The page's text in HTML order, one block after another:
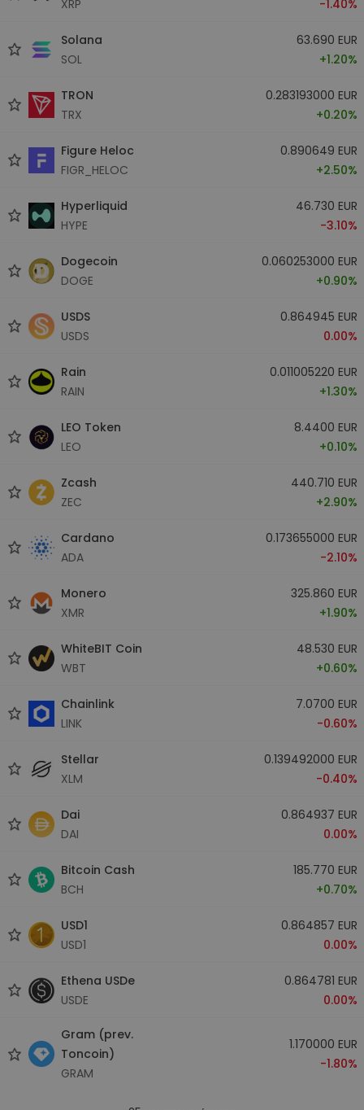
XRP
-1.40%
Solana
SOL
63.690 EUR
+1.20%
TRON
TRX
0.283193000 EUR
+0.20%
Figure Heloc
FIGR_HELOC
0.890649 EUR
+2.50%
Hyperliquid
HYPE
46.730 EUR
-3.10%
Dogecoin
DOGE
0.060253000 EUR
+0.90%
USDS
USDS
0.864945 EUR
0.00%
Rain
RAIN
0.011005220 EUR
+1.30%
LEO Token
LEO
8.4400 EUR
+0.10%
Zcash
ZEC
440.710 EUR
+2.90%
Cardano
ADA
0.173655000 EUR
-2.10%
Monero
XMR
325.860 EUR
+1.90%
WhiteBIT Coin
WBT
48.530 EUR
+0.60%
Chainlink
LINK
7.0700 EUR
-0.60%
Stellar
XLM
0.139492000 EUR
-0.40%
Dai
DAI
0.864937 EUR
0.00%
Bitcoin Cash
BCH
185.770 EUR
+0.70%
USD1
USD1
0.864857 EUR
0.00%
Ethena USDe
USDE
0.864781 EUR
0.00%
Gram (prev.
Toncoin)
GRAM
1.170000 EUR
-1.80%